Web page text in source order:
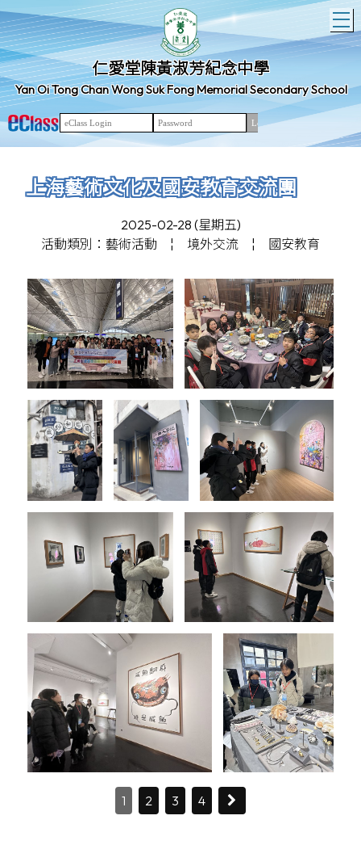
仁愛堂陳黃淑芳紀念中學
Yan Oi Tong Chan Wong Suk Fong Memorial Secondary School
上海藝術文化及國安教育交流團
2025-02-28 (星期五)
活動類別：藝術活動
¦ 境外交流 ¦ 國安教育
1 2 3 4